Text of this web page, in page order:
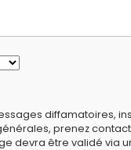
diffamatoires,
prenez
devra être validé via